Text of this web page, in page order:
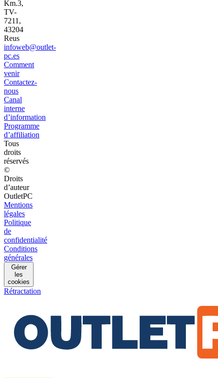
Km.3,
TV-
7211,
43204
Reus
infoweb@outlet-
pc.es
Comment
venir
Contactez-
nous
Canal
interne
d’information
Programme
d’affiliation
Tous
droits
réservés
©
Droits
d’auteur
OutletPC
Mentions
légales
Politique
de
confidentialité
Conditions
générales
Gérer
les
cookies
Rétractation